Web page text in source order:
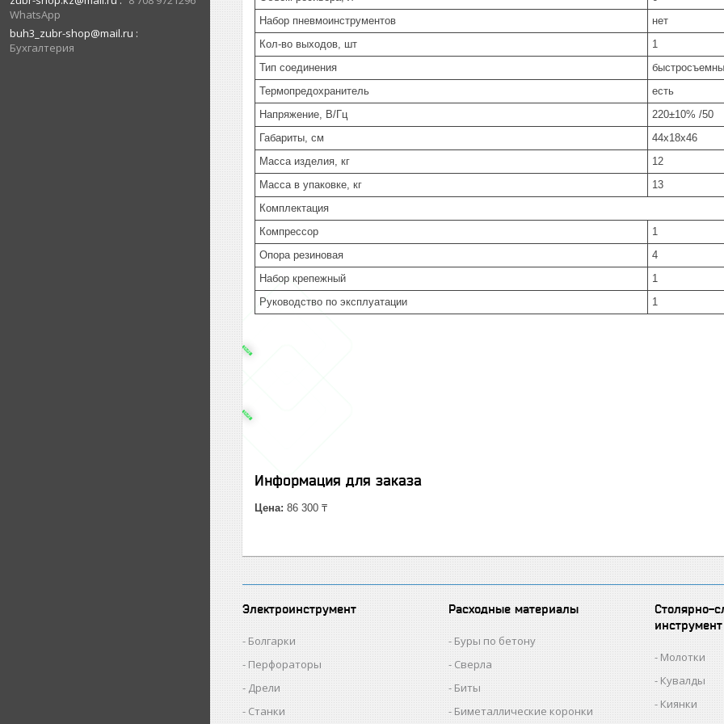
WhatsApp
buh3_zubr-shop@mail.ru
Бухгалтерия
Набор пневмоинструментов
нет
Кол-во выходов, шт
1
Тип соединения
Термопредохранитель
есть
Напряжение, В/Гц
220±10% /50
Габариты, см
44x18x46
Масса изделия, кг
12
Масса в упаковке, кг
13
Комплектация
Компрессор
1
Опора резиновая
4
Набор крепежный
1
Руководство по эксплуатации
1
Информация для заказа
Цена: 86 300 ₸
Электроинструмент
Болгарки
Перфораторы
Дрели
Станки
Расходные материалы
Буры по бетону
Сверла
Биты
Биметаллические коронки
Столярно-
инструмент
Молотки
Кувалды
Киянки